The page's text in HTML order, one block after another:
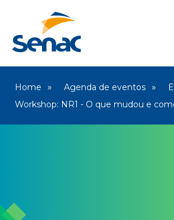
Home Agenda de eventos
Workshop: NR1 - O que mudou e